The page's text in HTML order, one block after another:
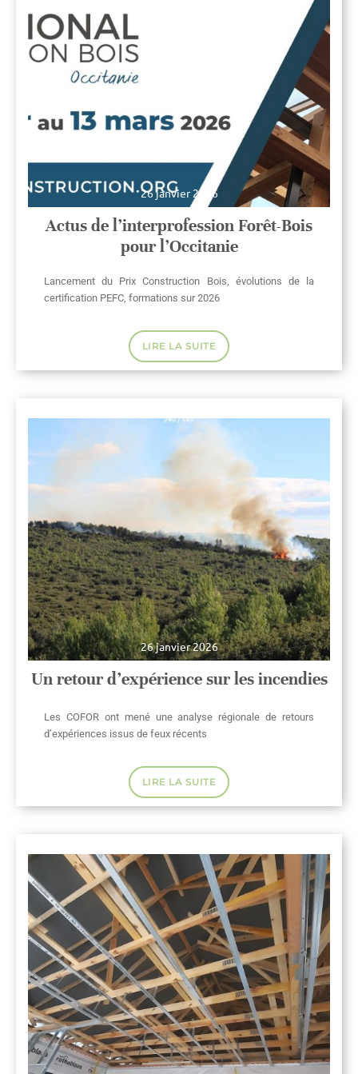
26 janvier 2026
Actus de l’interprofession Forêt-Bois
pour l’Occitanie
Lancement du Prix Construction Bois, évolutions de la
certification PEFC, formations sur 2026
LIRE LA SUITE
26 janvier 2026
Un retour d’expérience sur les incendies
Les COFOR ont mené une analyse régionale de retours
d’expériences issus de feux récents
LIRE LA SUITE